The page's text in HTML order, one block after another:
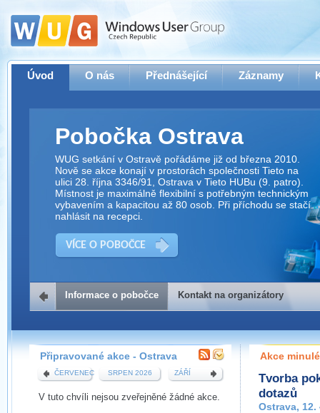
Úvod O nás Přednášející Záznamy
Pobočka Ostrava
WUG setkání v Ostravě pořádáme již od března 2010.
Nově se akce konají v prostorách společnosti Tieto na
ulici 28. října 3346/91, Ostrava v Tieto HUBu (9. patro).
Místnost je maximálně flexibilní s potřebným technickým
vybavením a kapacitou až 80 osob. Při příchodu se stačí
nahlásit na recepci.
VÍCE O POBOČCE
Kontakt na organizátory
Pokud máte jakýkoliv dotaz na organizátory této
pobočky, prosím neváhejte nás kontaktovat na e-mailu:
ostrava@wug.cz
Informace o pobočce Kontakt na organizátory
Připravované akce - Ostrava
ČERVENEC SRPEN 2026 ZÁŘÍ
V tuto chvíli nejsou zveřejněné žádné akce.
Akce
Tvorba
dotazů
Ostrava, 12.